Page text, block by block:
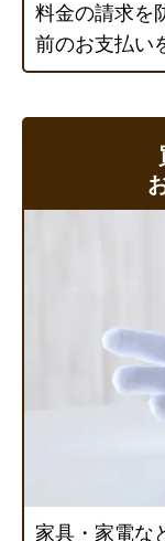
料金の請求を
前のお支払い
家具・家電な